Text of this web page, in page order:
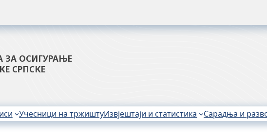
ЗА ОСИГУРАЊЕ
СРПСКЕ
Учесници на тржиштуИзвјештаји и статистика Сарадња и